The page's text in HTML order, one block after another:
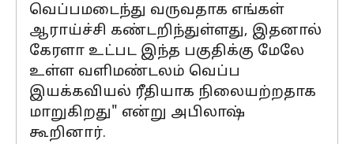
வெப்பமடைந்து வருவதாக எங்கள்
ஆராய்ச்சி கண்டறிந்துள்ளது, இதனால்
கேரளா உட்பட இந்த பகுதிக்கு மேலே
உள்ள வளிமண்டலம் வெப்ப
இயக்கவியல் ரீதியாக நிலையற்றதாக
மாறுகிறது" என்று அபிலாஷ்
கூறினார்.